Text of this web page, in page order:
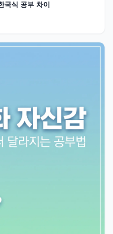
국식 공부 차이